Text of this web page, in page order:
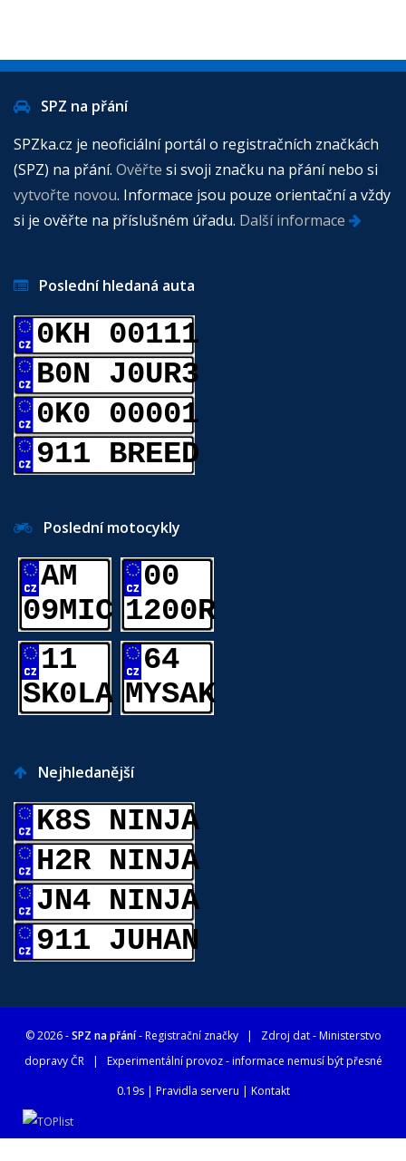
SPZ na přání
SPZka.cz je neoficiální portál o registračních značkách
(SPZ) na přání. Ověřte si svoji značku na přání nebo si
vytvořte novou. Informace jsou pouze orientační a vždy
si je ověřte na příslušném úřadu. Další informace
Poslední hledaná auta
0KH 00111
B0N J0UR3
0K0 00001
911 BREED
Poslední motocykly
AM
09MIC
00
1200R
11
SK0LA
64
MYSAK
Nejhledanější
K8S NINJA
H2R NINJA
JN4 NINJA
911 JUHAN
© 2026 -SPZ na přání- Registrační značky| Zdroj dat -Ministerstvo
dopravy ČR| Experimentální provoz - informace nemusí být přesné
0.19s | Pravidla serveru | Kontakt